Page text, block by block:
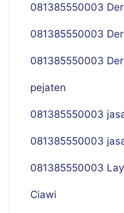
081385550003
081385550003
081385550003
pejaten
081385550003
081385550003
081385550003
Ciawi